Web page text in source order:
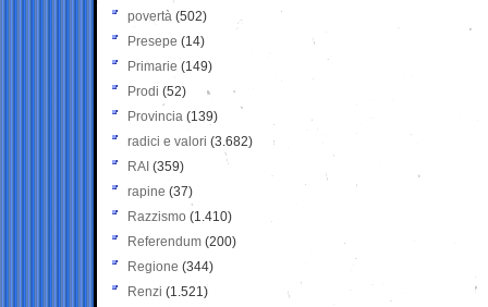
povertà (502)
Presepe (14)
Primarie (149)
Prodi (52)
Provincia (139)
radici e valori (3.682)
RAI (359)
rapine (37)
Razzismo (1.410)
Referendum (200)
Regione (344)
Renzi (1.521)